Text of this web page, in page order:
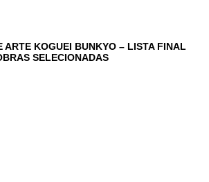
ARTE KOGUEI BUNKYO – LISTA FINAL
SELECIONADAS